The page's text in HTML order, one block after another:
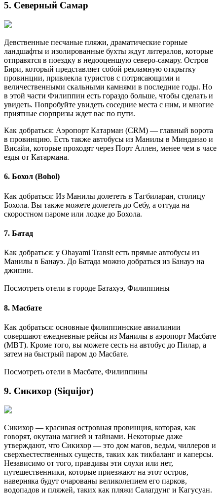
5. Северный Самар
Девственные песчаные пляжи, драматические горные
ландшафты и изолированные бухты ждут литералов, которые
отправятся в поездку в недооценшую северо-самару. Остров
Бири, который представляет собой рекламную открытку
провинции, привлекла туристов с потрясающими и
величественными скальными камнями в последние годы. Но
в этой части Филиппин есть гораздо больше, чтобы сделать и
увидеть. Попробуйте увидеть соседние места с ним, и многие
приятные сюрпризы ждет вас по пути.
Как добраться: Аэропорт Катарман (CRM) — главный ворота
в провинцию. Есть также автобусы из Манилы в Минданао и
Висайи, которые проходят через Порт Аллен, менее чем в часе
езды от Катармана.
6. Бохол (Bohol)
Как добраться: Из Манилы долететь в Тагбиларан, столицу
Бохола. Вы также можете долететь до Себу, а оттуда на
скоростном пароме или лодке до Бохола.
7. Батад
Как добраться: у Ohayami Transit есть прямые автобусы из
Манилы в Банауэ. До Батада можно добраться из Банауэ на
джипни.
Посмотреть отели в городе Батахуэ, Филиппины
8. Масбате
Как добраться: основные филиппинские авиалинии
совершают ежедневные рейсы из Манилы в аэропорт Масбате
(MBT). Кроме того, вы можете сесть на автобус до Пилар, а
затем на быстрый паром до Масбате.
Посмотреть отели в Масбате, Филиппины
9. Сикихор (Siquijor)
Сикихор — красивая островная провинция, которая, как
говорят, окутана магией и тайнами. Некоторые даже
утверждают, что Сикихор — это дом магов, ведьм, чиллеров и
сверхъестественных существ, таких как тикбаланг и каперсы.
Независимо от того, правдивы эти слухи или нет,
путешественники, которые приезжают на этот остров,
наверняка будут очарованы великолепием его парков,
водопадов и пляжей, таких как пляжи Салагдунг и Кагусуан.